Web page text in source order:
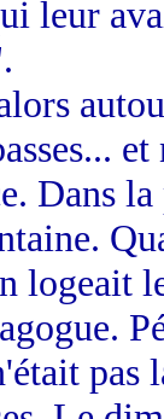
leur
Dans
logeait
pas